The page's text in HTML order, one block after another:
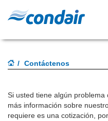
Contáctenos
Si usted tiene algún
más información sobre
requiere es una cotización,